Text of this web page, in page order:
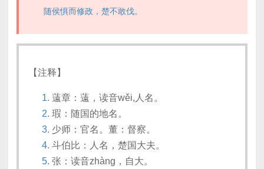
随侯惧而修政，楚不敢伐。
【注释】
薳章：薳，读音wěi,人名。
瑕：随国的地名。
少师：官名。董：督察。
斗伯比：人名，楚国大夫。
张：读音zhàng，自大。